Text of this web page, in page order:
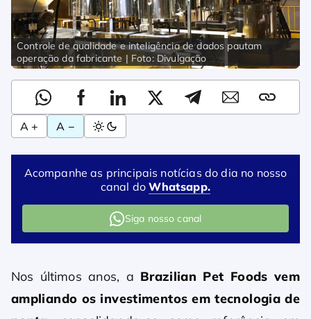
Controle de qualidade e inteligência de dados pautam
operação da fabricante | Foto: Divulgação
A + A −
Acompanhe as principais notícias do dia no nosso
canal doWhatsapp.
Siga nosso canal
Nos últimos anos, a Brazilian Pet Foods vem
ampliando os investimentos em tecnologia de